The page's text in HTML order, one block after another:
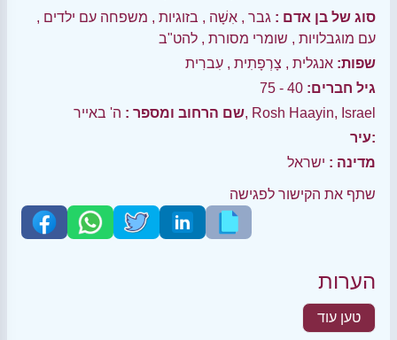
סוג של בן אדם : גבר , אִשָׁה , בזוגיות , משפחה עם ילדים ,
עם מוגבלויות , שומרי מסורת , להט"ב
שפות: אנגלית , צָרְפָתִית , עִברִית
גיל חברים: 40 - 75
שם הרחוב ומספר :ה' באייר, Rosh Haayin, Israel
עיר:
מדינה : ישראל
שתף את הקישור לפגישה
הערות
טען עוד